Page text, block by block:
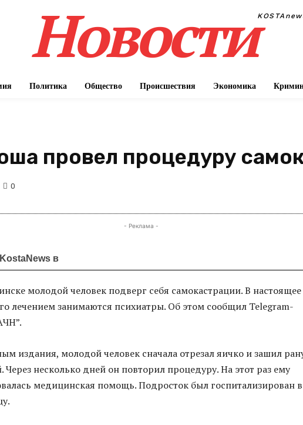
Новости
Политика Общество Происшествия Экономика
провел процедуру
0
- Реклама -
в
молодой человек подверг себя самокастрации. В настоящее
лечением занимаются психиатры. Об этом сообщил Telegram-
издания, молодой человек сначала отрезал яичко и зашил
Через несколько дней он повторил процедуру. На этот раз ему
медицинская помощь. Подросток был госпитализирован в